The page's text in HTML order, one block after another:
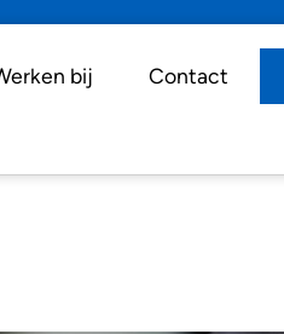
bij Contact